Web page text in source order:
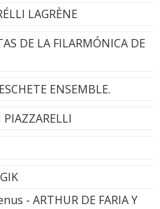
LAGRÈNE
DE LA FILARMÓNICA DE
ENSEMBLE.
- ARTHUR DE FARIA Y